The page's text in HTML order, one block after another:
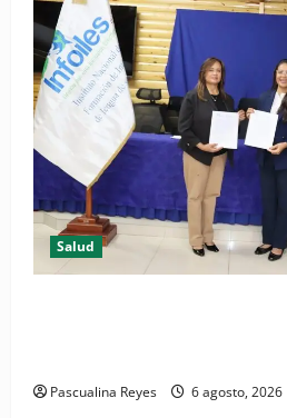
Salud
Pascualina Reyes 6 agosto, 2026